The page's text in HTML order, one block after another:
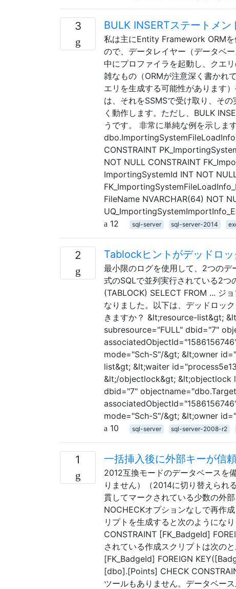
3 BULK INSERTステートメ
私は主にEntity Framework ORMを
ので、データレイヤー（データベ
中にプロファイラを起動し、クエ
雑なもの（ORMが注意深く書かれ
エリを生成する可能性があります
は、それをSSMSで受け取り、そ
く動作します。ただし、BULK
うです。 非常に単純な例を示しま
CONSTRAINT
NOT NULL CONSTRAINT
ImportingSystemId INT NOT
FileName NVARCHAR(64) NOT
12
sql-server sql-server-2014
2 Tablockヒントがデッドロ
最小限のログを使用して、2つの
式のSQLで並列実行されている2つ
(TABLOCK) SELECT FROM ... ジ
なりました。以下は、デッドロッ
きますか？ &lt;resource-list&gt;
subresource="FULL" dbid="7"
mode="Sch-S"/&gt; &lt;owner
list&gt; &lt;waiter
&lt;/objectlock&gt; &lt;objectlock
dbid="7"
mode="Sch-S"/&gt; &lt;owner
10
sql-server sql-server-2008-r2
1 一括挿入後に外部キーが信
2012互換モードのデータベースを
りません）（2014に切り替えられ
貫してマークされている少数の外
NOCHECKオプションなしで再作
リプトを生成すると次のようにな
CONSTRAINT [FK_BadgeId]
されている作成スクリプトは次の
[FK_BadgeId] FOREIGN
[dbo].[Points] CHECK
ツールもありません。データベー